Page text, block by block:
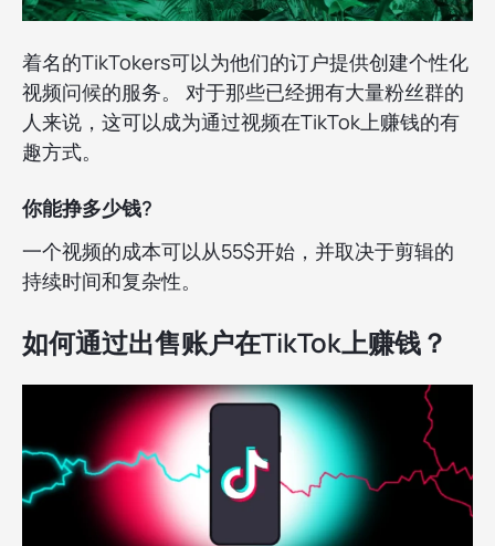
着名的TikTokers可以为他们的订户提供创建个性化
视频问候的服务。 对于那些已经拥有大量粉丝群的
人来说，这可以成为通过视频在TikTok上赚钱的有
趣方式。
你能挣多少钱?
一个视频的成本可以从55$开始，并取决于剪辑的
持续时间和复杂性。
如何通过出售账户在TikTok上赚钱？